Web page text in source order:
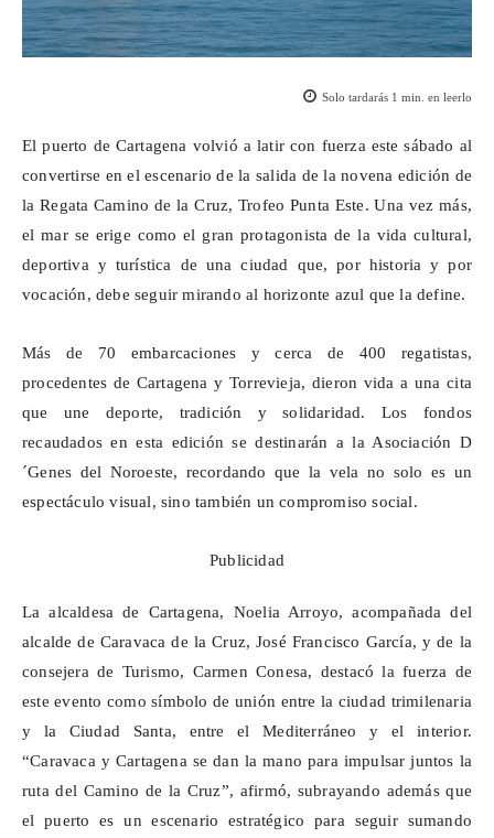
Solo tardarás 1 min. en leerlo
El puerto de Cartagena volvió a latir con fuerza este sábado al
convertirse en el escenario de la salida de la novena edición de
la Regata Camino de la Cruz, Trofeo Punta Este. Una vez más,
el mar se erige como el gran protagonista de la vida cultural,
deportiva y turística de una ciudad que, por historia y por
vocación, debe seguir mirando al horizonte azul que la define.
Más de 70 embarcaciones y cerca de 400 regatistas,
procedentes de Cartagena y Torrevieja, dieron vida a una cita
que une deporte, tradición y solidaridad. Los fondos
recaudados en esta edición se destinarán a la Asociación D
´Genes del Noroeste, recordando que la vela no solo es un
espectáculo visual, sino también un compromiso social.
Publicidad
La alcaldesa de Cartagena, Noelia Arroyo, acompañada del
alcalde de Caravaca de la Cruz, José Francisco García, y de la
consejera de Turismo, Carmen Conesa, destacó la fuerza de
este evento como símbolo de unión entre la ciudad trimilenaria
y la Ciudad Santa, entre el Mediterráneo y el interior.
“Caravaca y Cartagena se dan la mano para impulsar juntos la
ruta del Camino de la Cruz”, afirmó, subrayando además que
el puerto es un escenario estratégico para seguir sumando